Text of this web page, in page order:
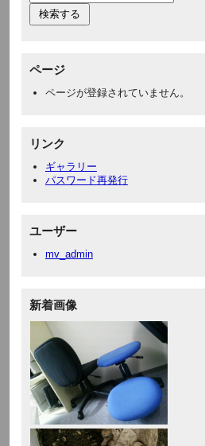
ページ
ページが登録されていません。
リンク
ギャラリー
パスワード再発行
ユーザー
mv_admin
新着画像